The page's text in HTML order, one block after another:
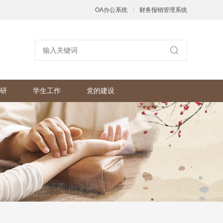
OA办公系统 财务报销管理系统
学生工作 党的建设